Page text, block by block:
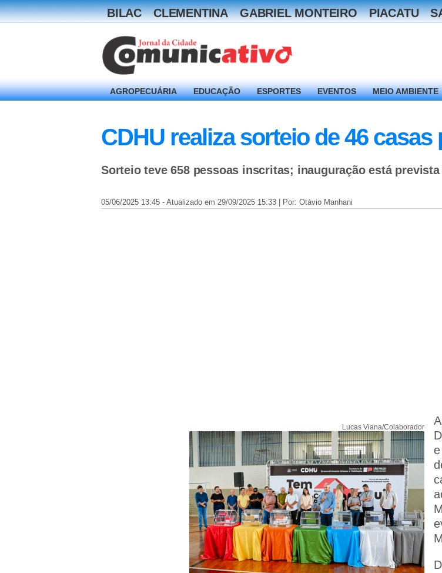
BILAC CLEMENTINA GABRIEL MONTEIRO PIACATU
AGROPECUÁRIA EDUCAÇÃO ESPORTES EVENTOS MEIO AMBIENTE
CDHU realiza sorteio de 46
Sorteio teve 658 pessoas inscritas; inauguração está
05/06/2025 13:45 - Atualizado em 29/09/2025 15:33 | Por: Otávio Manhani
Lucas Viana/Colaborador